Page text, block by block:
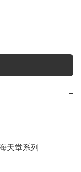
−
天堂系列